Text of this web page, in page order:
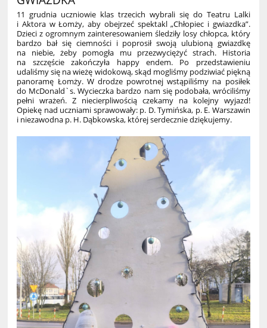
11 grudnia uczniowie klas trzecich wybrali się do Teatru Lalki
i Aktora w Łomży, aby obejrzeć spektakl „Chłopiec i gwiazdka”.
Dzieci z ogromnym zainteresowaniem śledziły losy chłopca, który
bardzo bał się ciemności i poprosił swoją ulubioną gwiazdkę
na niebie, żeby pomogła mu przezwyciężyć strach. Historia
na szczęście zakończyła happy endem. Po przedstawieniu
udaliśmy się na wieżę widokową, skąd mogliśmy podziwiać piękną
panoramę Łomży. W drodze powrotnej wstąpiliśmy na posiłek
do McDonald`s. Wycieczka bardzo nam się podobała, wróciliśmy
pełni wrażeń. Z niecierpliwością czekamy na kolejny wyjazd!
Opiekę nad uczniami sprawowały: p. D. Tymińska, p. E. Warszawin
i niezawodna p. H. Dąbkowska, której serdecznie dziękujemy.